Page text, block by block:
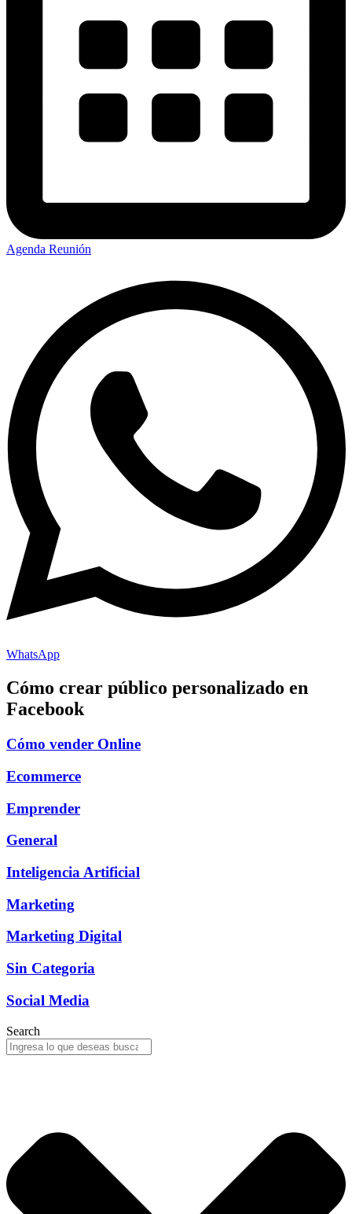
Agenda Reunión
WhatsApp
Cómo crear público personalizado en
Facebook
Cómo vender Online
Ecommerce
Emprender
General
Inteligencia Artificial
Marketing
Marketing Digital
Sin Categoria
Social Media
Search